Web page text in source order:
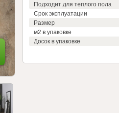
Подходит для теплого пола
Срок эксплуатации
Размер
м2 в упаковке
Досок в упаковке